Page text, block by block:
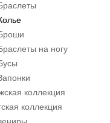
на ногу
коллекция
коллекция